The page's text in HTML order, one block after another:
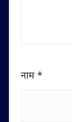
नाम *